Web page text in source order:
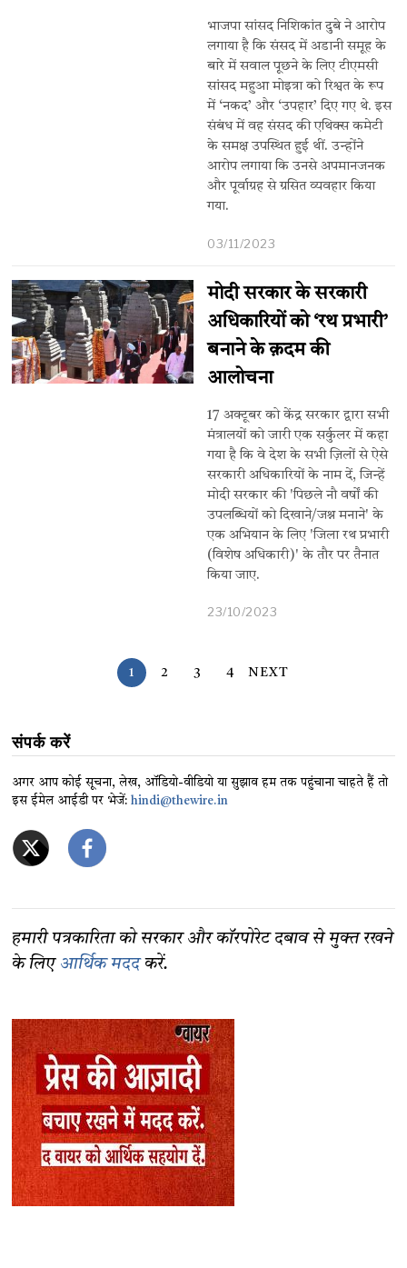
भाजपा सांसद निशिकांत दुबे ने आरोप
लगाया है कि संसद में अडानी समूह के
बारे में सवाल पूछने के लिए टीएमसी
सांसद महुआ मोइत्रा को रिश्वत के रूप
में ‘नकद’ और ‘उपहार’ दिए गए थे. इस
संबंध में वह संसद की एथिक्स कमेटी
के समक्ष उपस्थित हुई थीं. उन्होंने
आरोप लगाया कि उनसे अपमानजनक
और पूर्वाग्रह से ग्रसित व्यवहार किया
गया.
03/11/2023
मोदी सरकार के सरकारी
अधिकारियों को ‘रथ प्रभारी’
बनाने के क़दम की
आलोचना
17 अक्टूबर को केंद्र सरकार द्वारा सभी
मंत्रालयों को जारी एक सर्कुलर में कहा
गया है कि वे देश के सभी ज़िलों से ऐसे
सरकारी अधिकारियों के नाम दें, जिन्हें
मोदी सरकार की 'पिछले नौ वर्षों की
उपलब्धियों को दिखाने/जश्न मनाने' के
एक अभियान के लिए 'जिला रथ प्रभारी
(विशेष अधिकारी)' के तौर पर तैनात
किया जाए.
23/10/2023
1 2 3 4 NEXT
संपर्क करें
अगर आप कोई सूचना, लेख, ऑडियो-वीडियो या सुझाव हम तक पहुंचाना चाहते हैं तो
इस ईमेल आईडी पर भेजें:hindi@thewire.in
हमारी पत्रकारिता को सरकार और कॉरपोरेट दबाव से मुक्त रखने
के लिए आर्थिक मददकरें.